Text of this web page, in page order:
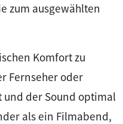
zum ausgewählten
Komfort zu
Fernseher oder
der Sound optimal
als ein Filmabend,